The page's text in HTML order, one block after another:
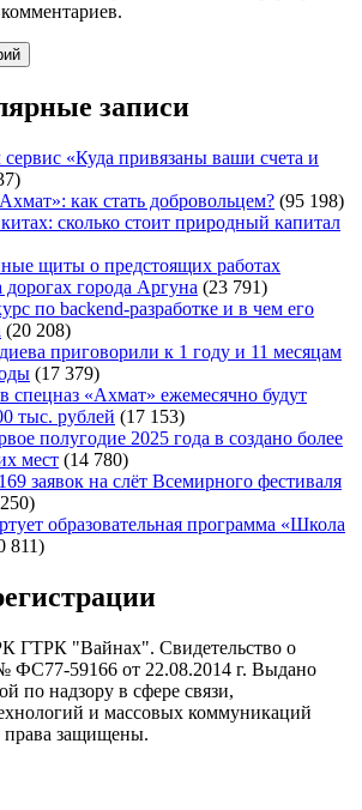
записи
сервис «Куда привязаны ваши счета и
как стать добровольцем? (95 198)
сколько стоит природный капитал
щиты о предстоящих работах
дорогах города Аргуна (23 791)
по backend-разработке и в чем его
(20 208)
приговорили к 1 году и 11 месяцам
(17 379)
спецназ «Ахмат» ежемесячно будут
тыс. рублей (17 153)
полугодие 2025 года в создано более
мест (14 780)
заявок на слёт Всемирного фестиваля
образовательная программа «Школа
811)
"Вайнах". Свидетельство о
59166 от 22.08.2014 г. Выдано
по надзору в сфере связи,
и массовых коммуникаций
права защищены.